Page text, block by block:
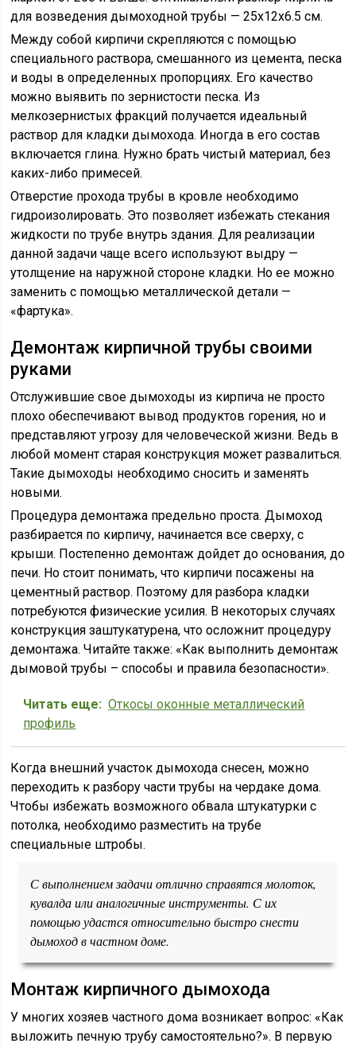
для возведения дымоходной трубы — 25x12x6.5 см.
Между собой кирпичи скрепляются с помощью
специального раствора, смешанного из цемента, песка
и воды в определенных пропорциях. Его качество
можно выявить по зернистости песка. Из
мелкозернистых фракций получается идеальный
раствор для кладки дымохода. Иногда в его состав
включается глина. Нужно брать чистый материал, без
каких-либо примесей.
Отверстие прохода трубы в кровле необходимо
гидроизолировать. Это позволяет избежать стекания
жидкости по трубе внутрь здания. Для реализации
данной задачи чаще всего используют выдру —
утолщение на наружной стороне кладки. Но ее можно
заменить с помощью металлической детали —
«фартука».
Демонтаж кирпичной трубы своими
руками
Отслужившие свое дымоходы из кирпича не просто
плохо обеспечивают вывод продуктов горения, но и
представляют угрозу для человеческой жизни. Ведь в
любой момент старая конструкция может развалиться.
Такие дымоходы необходимо сносить и заменять
новыми.
Процедура демонтажа предельно проста. Дымоход
разбирается по кирпичу, начинается все сверху, с
крыши. Постепенно демонтаж дойдет до основания, до
печи. Но стоит понимать, что кирпичи посажены на
цементный раствор. Поэтому для разбора кладки
потребуются физические усилия. В некоторых случаях
конструкция заштукатурена, что осложнит процедуру
демонтажа. Читайте также: «Как выполнить демонтаж
дымовой трубы – способы и правила безопасности».
Читать еще: Откосы оконные металлический
профиль
Когда внешний участок дымохода снесен, можно
переходить к разбору части трубы на чердаке дома.
Чтобы избежать возможного обвала штукатурки с
потолка, необходимо разместить на трубе
специальные штробы.
С выполнением задачи отлично справятся молоток,
кувалда или аналогичные инструменты. С их
помощью удастся относительно быстро снести
дымоход в частном доме.
Монтаж кирпичного дымохода
У многих хозяев частного дома возникает вопрос: «Как
выложить печную трубу самостоятельно?». В первую